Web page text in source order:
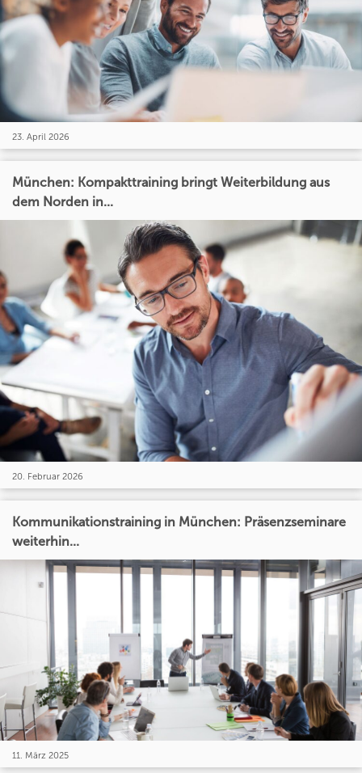
23. April 2026
München: Kompakttraining bringt Weiterbildung aus
dem Norden in...
20. Februar 2026
Kommunikationstraining in München: Präsenzseminare
weiterhin...
11. März 2025